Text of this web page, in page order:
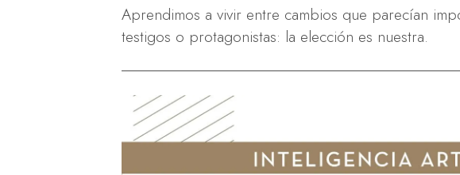
Entretenimiento
Aprendimos a vivir entre cambios que parecían
testigos o protagonistas: la elección es nuestra.